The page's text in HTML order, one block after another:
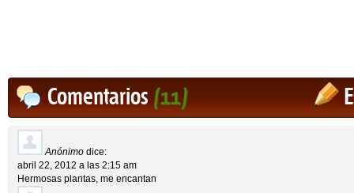
Comentarios(11)
Anónimo dice:
abril 22, 2012 a las 2:15 am
Hermosas plantas, me encantan